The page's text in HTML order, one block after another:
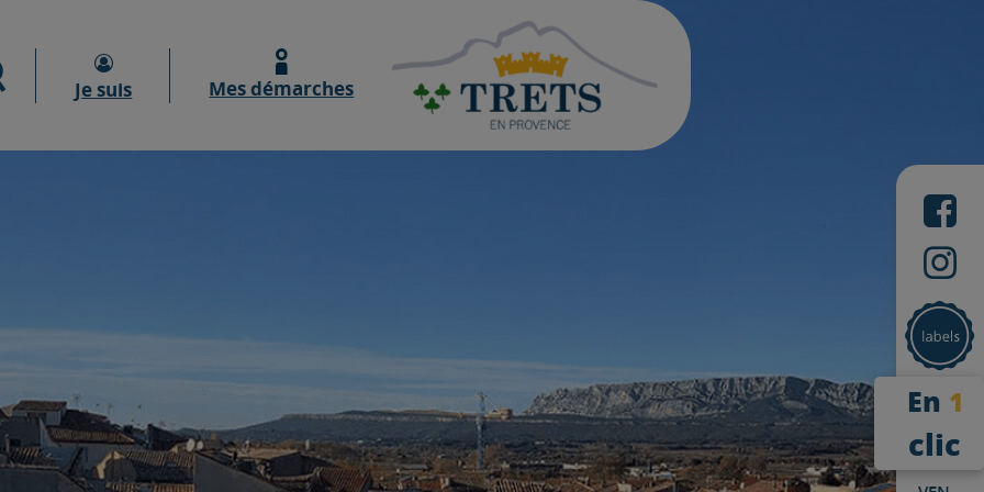
Moteur de recherche
Je suis Mes démarches
En 1
clic